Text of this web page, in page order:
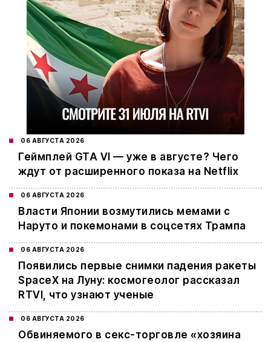
06 АВГУСТА 2026
Геймплей GTA VI — уже в августе? Чего
ждут от расширенного показа на Netflix
06 АВГУСТА 2026
Власти Японии возмутились мемами с
Наруто и покемонами в соцсетях Трампа
06 АВГУСТА 2026
Появились первые снимки падения ракеты
SpaceX на Луну: космогеолог рассказал
RTVI, что узнают ученые
06 АВГУСТА 2026
Обвиняемого в секс-торговле «хозяина